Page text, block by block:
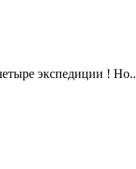
экспедиции ! Но..